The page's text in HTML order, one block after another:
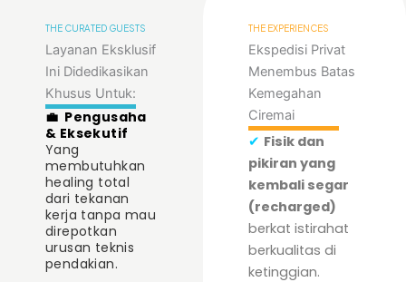
THE CURATED GUESTS
Layanan Eksklusif
Ini Didedikasikan
Khusus Untuk:
💼 Pengusaha
& Eksekutif
Yang
membutuhkan
healing total
dari tekanan
kerja tanpa mau
direpotkan
urusan teknis
pendakian.
THE EXPERIENCES
Ekspedisi Privat
Menembus Batas
Kemegahan
Ciremai
✔ Fisik dan
pikiran yang
kembali segar
(recharged)
berkat istirahat
berkualitas di
ketinggian.